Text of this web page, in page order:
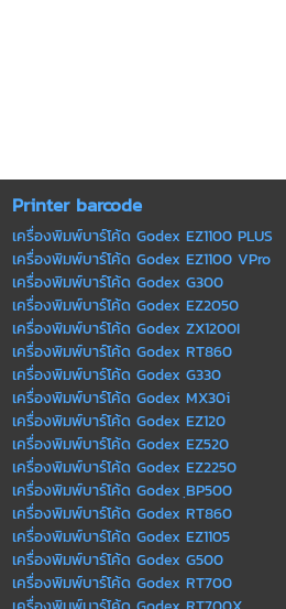
Printer barcode
เครื่องพิมพ์บาร์โค้ด Godex EZ1100 PLUS
เครื่องพิมพ์บาร์โค้ด Godex EZ1100 VPro
เครื่องพิมพ์บาร์โค้ด Godex G300
เครื่องพิมพ์บาร์โค้ด Godex EZ2050
เครื่องพิมพ์บาร์โค้ด Godex ZX1200I
เครื่องพิมพ์บาร์โค้ด Godex RT860
เครื่องพิมพ์บาร์โค้ด Godex G330
เครื่องพิมพ์บาร์โค้ด Godex MX30i
เครื่องพิมพ์บาร์โค้ด Godex EZ120
เครื่องพิมพ์บาร์โค้ด Godex EZ520
เครื่องพิมพ์บาร์โค้ด Godex EZ2250
เครื่องพิมพ์บาร์โค้ด Godex ฺBP500
เครื่องพิมพ์บาร์โค้ด Godex RT860
เครื่องพิมพ์บาร์โค้ด Godex EZ1105
เครื่องพิมพ์บาร์โค้ด Godex G500
เครื่องพิมพ์บาร์โค้ด Godex RT700